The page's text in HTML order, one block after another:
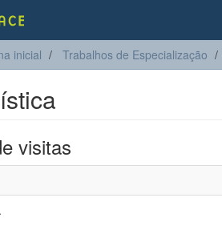
inicial Trabalhos de Especialização
visitas